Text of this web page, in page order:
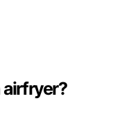
airfryer?